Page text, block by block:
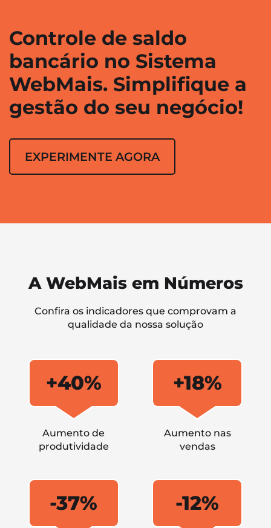
Controle de saldo
bancário no Sistema
WebMais. Simplifique a
gestão do seu negócio!
EXPERIMENTE AGORA
A WebMais em Números
Confira os indicadores que comprovam a
qualidade da nossa solução
+40%
Aumento de
produtividade
+18%
Aumento nas
vendas
-37% -12%